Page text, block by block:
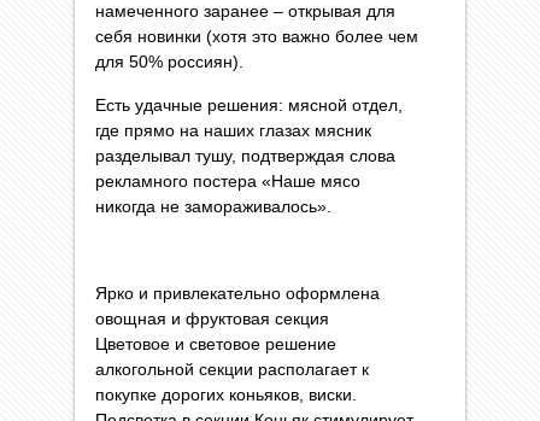
намеченного заранее – открывая для
себя новинки (хотя это важно более чем
для 50% россиян).
Есть удачные решения: мясной отдел,
где прямо на наших глазах мясник
разделывал тушу, подтверждая слова
рекламного постера «Наше мясо
никогда не замораживалось».
Ярко и привлекательно оформлена
овощная и фруктовая секция
Цветовое и световое решение
алкогольной секции располагает к
покупке дорогих коньяков, виски.